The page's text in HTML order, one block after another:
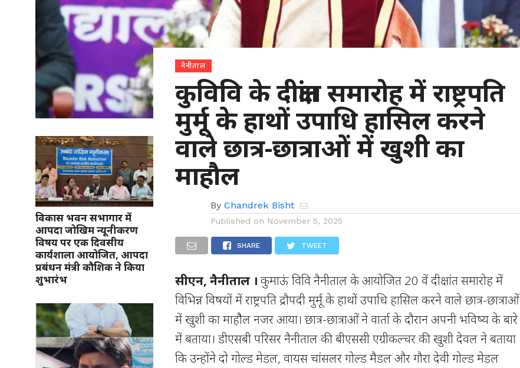
विकास भवन सभागार में
आपदा जोखिम न्यूनीकरण
विषय पर एक दिवसीय
कार्यशाला आयोजित, आपदा
प्रबंधन मंत्री कौशिक ने किया
शुभारंभ
नैनीताल
कुविवि के दीक्षांत समारोह में राष्ट्रपति
मुर्मू के हाथों उपाधि हासिल करने
वाले छात्र-छात्राओं में खुशी का
माहौैल
By Chandrek Bisht
Published on November 5, 2025
SHARE TWEET
सीएन, नैनीताल । कुमाऊं विवि नैनीताल के आयोजित 20 वें दीक्षांत समारोह में
विभिन्न विषयों में राष्ट्रपति द्रौपदी मुर्मू के हाथों उपाधि हासिल करने वाले छात्र-छात्राओं
में खुशी का माहौैल नजर आया। छात्र-छात्राओं ने वार्ता के दौरान अपनी भविष्य के बारे
में बताया। डीएसबी परिसर नैनीताल की बीएससी एग्रीकल्चर की खुशी देवल ने बताया
कि उन्होंने दो गोल्ड मेडल, वायस चांसलर गोल्ड मैडल और गौरा देवी गोल्ड मेडल